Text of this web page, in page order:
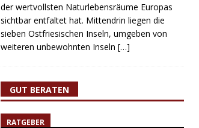
der wertvollsten Naturlebensräume Europas
sichtbar entfaltet hat. Mittendrin liegen die
sieben Ostfriesischen Inseln, umgeben von
weiteren unbewohnten Inseln […]
GUT BERATEN
RATGEBER